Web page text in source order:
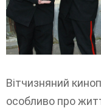
Вітчизняний
особливо про